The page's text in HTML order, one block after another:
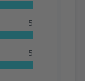
5
5